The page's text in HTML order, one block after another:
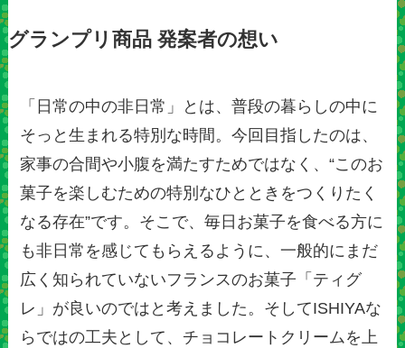
グランプリ商品 発案者の想い
「日常の中の非日常」とは、普段の暮らしの中に
そっと生まれる特別な時間。今回目指したのは、
家事の合間や小腹を満たすためではなく、“このお
菓子を楽しむための特別なひとときをつくりたく
なる存在”です。そこで、毎日お菓子を食べる方に
も非日常を感じてもらえるように、一般的にまだ
広く知られていないフランスのお菓子「ティグ
レ」が良いのではと考えました。そしてISHIYAな
らではの工夫として、チョコレートクリームを上